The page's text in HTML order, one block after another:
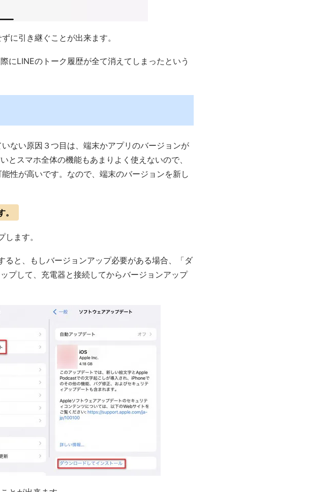
に引き継ぐことが出来ます。
にLINEのトーク履歴が全て消えてしまったという
ない原因３つ目は、端末かアプリのバージョンが
スマホ全体の機能もあまりよく使えないので、
性が高いです。なので、端末のバージョンを新し
ます。
と、もしバージョンアップ必要がある場合、「ダ
プして、充電器と接続してからバージョンアップ